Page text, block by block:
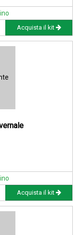
Acquista il kit
Acquista il kit